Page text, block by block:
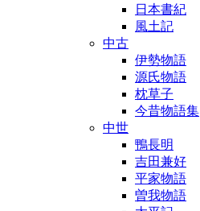
日本書紀
風土記
中古
伊勢物語
源氏物語
枕草子
今昔物語集
中世
鴨長明
吉田兼好
平家物語
曽我物語